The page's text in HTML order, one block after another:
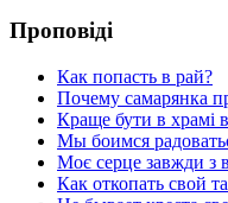
Проповіді
Как попасть в рай?
Почему самарянка
Краще бути в храмі
Мы боимся
Моє серце завжди з
Как откопать свой